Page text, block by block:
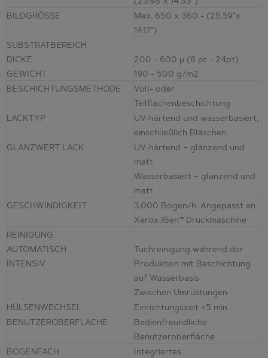
BILDGRÖSSE
Max. 650 x 360 - (25.59"x
14.17”)
SUBSTRATBEREICH
DICKE
GEWICHT
200 - 600 µ (8 pt - 24pt)
190 - 500 g/m2
BESCHICHTUNGSMETHODE
Voll- oder
Teilflächenbeschichtung
LACKTYP
UV-härtend und wasserbasiert,
einschließlich Bläschen
GLANZWERT LACK
UV-härtend – glänzend und
matt
Wasserbasiert – glänzend und
matt
GESCHWINDIGKEIT
3.000 Bögen/h. Angepasst an
Xerox iGen™ Druckmaschine
REINIGUNG
AUTOMATISCH
INTENSIV
Tuchreinigung während der
Produktion mit Beschichtung
auf Wasserbasis
Zwischen Umrüstungen
HÜLSENWECHSEL
Einrichtungszeit <5 min
BENUTZEROBERFLÄCHE
Bedienfreundliche
Benutzeroberfläche
BOGENFACH
Integriertes